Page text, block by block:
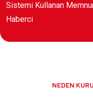
Sistemi Kullanan
Haberci
NEDEN